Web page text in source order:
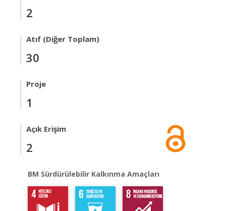
2
Atıf (Diğer Toplam)
30
Proje
1
Açık Erişim
2
BM Sürdürülebilir Kalkınma Amaçları